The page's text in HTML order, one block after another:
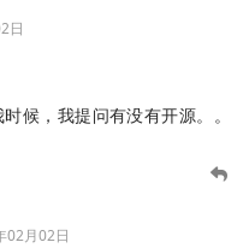
日
候，我提问有没有开源。。
02月02日